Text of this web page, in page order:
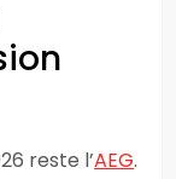
reste l’AEG.